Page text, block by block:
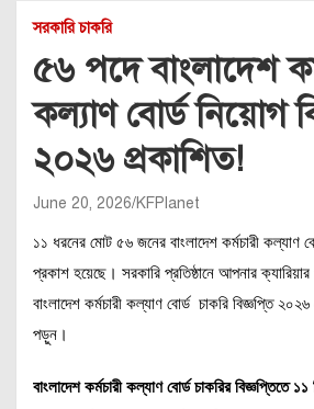
সরকারি চাকরি
৫৬ পদে বাংলাদেশ
কল্যাণ বোর্ড নিয়োগ
২০২৬ প্রকাশিত!
June 20, 2026 KFPlanet
১১ ধরনের মোট ৫৬ জনের বাংলাদেশ কর্মচারী কল্যাণ
প্রকাশ হয়েছে। সরকারি প্রতিষ্ঠানে আপনার
বাংলাদেশ কর্মচারী কল্যাণ বোর্ড চাকরি বিজ্ঞপ্তি
পড়ুন।
বাংলাদেশ কর্মচারী কল্যাণ বোর্ড চাকরির বিজ্ঞপ্তিতে